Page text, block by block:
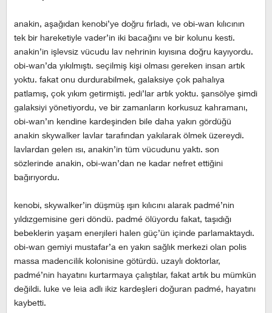
anakin, aşağıdan kenobi’ye doğru fırladı, ve obi-wan kılıcının
tek bir hareketiyle vader’in iki bacağını ve bir kolunu kesti.
anakin’in işlevsiz vücudu lav nehrinin kıyısına doğru kayıyordu.
obi-wan’da yıkılmıştı. seçilmiş kişi olması gereken insan artık
yoktu. fakat onu durdurabilmek, galaksiye çok pahalıya
patlamış, çok yıkım getirmişti. jedi’lar artık yoktu. şansölye şimdi
galaksiyi yönetiyordu, ve bir zamanların korkusuz kahramanı,
obi-wan’ın kendine kardeşinden bile daha yakın gördüğü
anakin skywalker lavlar tarafından yakılarak ölmek üzereydi.
lavlardan gelen ısı, anakin’in tüm vücudunu yaktı. son
sözlerinde anakin, obi-wan’dan ne kadar nefret ettiğini
bağırıyordu.
kenobi, skywalker’in düşmüş ışın kılıcını alarak padmé’nin
yıldızgemisine geri döndü. padmé ölüyordu fakat, taşıdığı
bebeklerin yaşam enerjileri halen güç’ün içinde parlamaktaydı.
obi-wan gemiyi mustafar’a en yakın sağlık merkezi olan polis
massa madencilik kolonisine götürdü. uzaylı doktorlar,
padmé’nin hayatını kurtarmaya çalıştılar, fakat artık bu mümkün
değildi. luke ve leia adlı ikiz kardeşleri doğuran padmé, hayatını
kaybetti.